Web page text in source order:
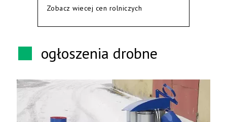
Zobacz wiecej cen rolniczych
ogłoszenia drobne